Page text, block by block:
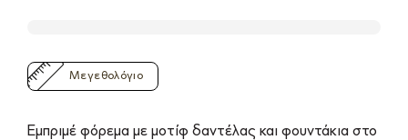
Μεγεθολόγιο
Εμπριμέ φόρεμα με μοτίφ δαντέλας και φουντάκια στο